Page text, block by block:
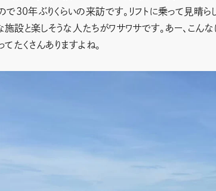
で30年ぶりくらいの来訪です。リフトに乗って見晴
設と楽しそうな人たちがワサワサです。あー、こん
てたくさんありますよね。